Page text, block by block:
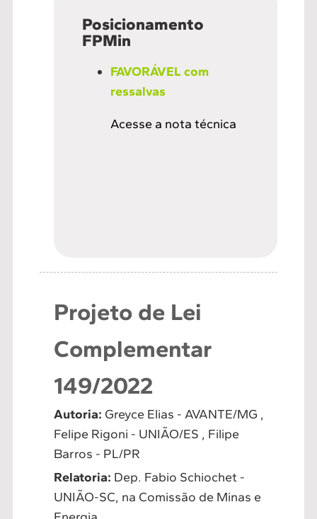
Posicionamento
FPMin
FAVORÁVEL com
ressalvas
Acesse a nota técnica
Projeto de Lei
Complementar
149/2022
Autoria: Greyce Elias - AVANTE/MG ,
Felipe Rigoni - UNIÃO/ES , Filipe
Barros - PL/PR
Relatoria: Dep. Fabio Schiochet -
UNIÃO-SC, na Comissão de Minas e